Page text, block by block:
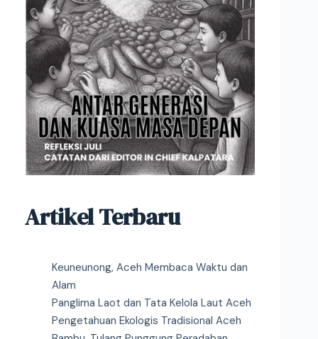
Artikel Terbaru
Keuneunong, Aceh Membaca Waktu dan
Alam
Panglima Laot dan Tata Kelola Laut Aceh
Pengetahuan Ekologis Tradisional Aceh